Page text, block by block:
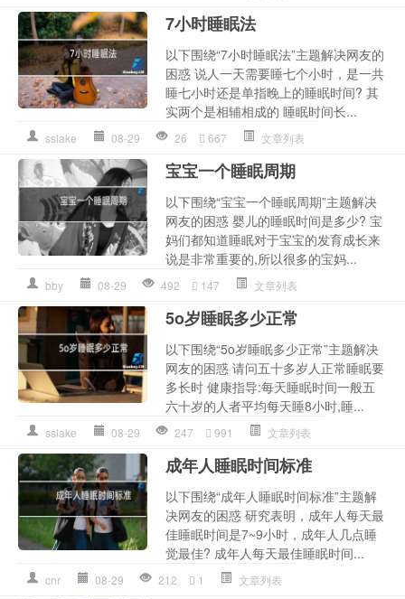
7小时睡眠法
以下围绕“7小时睡眠法”主题解决网友的
困惑 说人一天需要睡七个小时，是一共
睡七小时还是单指晚上的睡眠时间? 其
实两个是相辅相成的 睡眠时间长...
sslake 08-29 26 667 文章列表
宝宝一个睡眠周期
以下围绕“宝宝一个睡眠周期”主题解决
网友的困惑 婴儿的睡眠时间是多少? 宝
妈们都知道睡眠对于宝宝的发育成长来
说是非常重要的,所以很多的宝妈...
bby 08-29 492 147 文章列表
5o岁睡眠多少正常
以下围绕“5o岁睡眠多少正常”主题解决
网友的困惑 请问五十多岁人正常睡眠要
多长时 健康指导:每天睡眠时间一般五
六十岁的人者平均每天睡8小时,睡...
sslake 08-29 247 991 文章列表
成年人睡眠时间标准
以下围绕“成年人睡眠时间标准”主题解
决网友的困惑 研究表明，成年人每天最
佳睡眠时间是7~9小时，成年人几点睡
觉最佳? 成年人每天最佳睡眠时间...
cnr 08-29 212 1 文章列表